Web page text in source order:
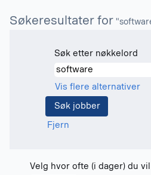
Søkeresultater for
Søk etter nøkkelord
Vis flere alternativer
Fjern
Velg hvor ofte (i dager) du